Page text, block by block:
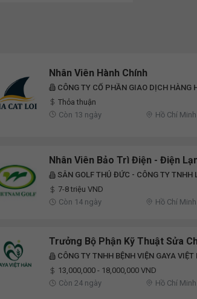
Nhân Viên Hành Chính
CÔNG TY CỔ PHẦN GIAO DỊCH HÀNG
Thỏa thuận
Còn 13 ngày
Hồ Chí Minh
Nhân Viên Bảo Trì Điện - Điện
SÂN GOLF THỦ ĐỨC - CÔNG TY TNHH
7-8 triệu VND
Còn 14 ngày
Hồ Chí Minh
Trưởng Bộ Phận Kỹ Thuật Sửa
CÔNG TY TNHH BỆNH VIỆN GAYA VIỆT
13,000,000 - 18,000,000 VND
Còn 24 ngày
Hồ Chí Minh